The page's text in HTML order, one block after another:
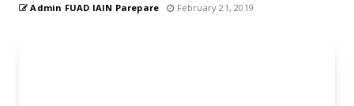
Admin FUAD IAIN Parepare February 21, 2019